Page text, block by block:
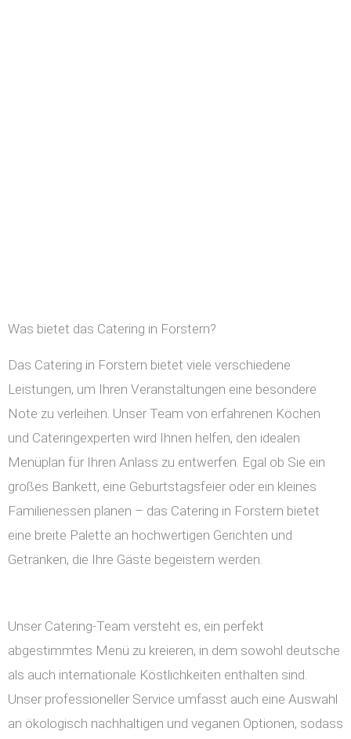
Was bietet das Catering in Forstern?
Das Catering in Forstern bietet viele verschiedene
Leistungen, um Ihren Veranstaltungen eine besondere
Note zu verleihen. Unser Team von erfahrenen Köchen
und Cateringexperten wird Ihnen helfen, den idealen
Menüplan für Ihren Anlass zu entwerfen. Egal ob Sie ein
großes Bankett, eine Geburtstagsfeier oder ein kleines
Familienessen planen – das Catering in Forstern bietet
eine breite Palette an hochwertigen Gerichten und
Getränken, die Ihre Gäste begeistern werden.
Unser Catering-Team versteht es, ein perfekt
abgestimmtes Menü zu kreieren, in dem sowohl deutsche
als auch internationale Köstlichkeiten enthalten sind.
Unser professioneller Service umfasst auch eine Auswahl
an ökologisch nachhaltigen und veganen Optionen, sodass